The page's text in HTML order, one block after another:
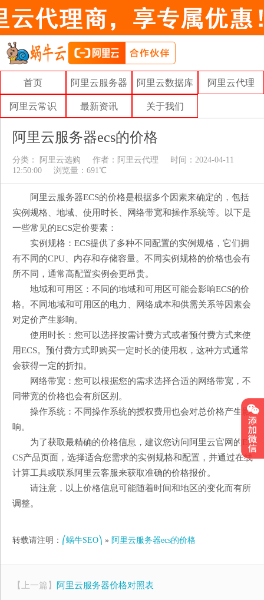
首页 阿里云服务器 阿里云数据库 阿里云代理
阿里云常识 最新资讯 关于我们
阿里云服务器ecs的价格
分类： 阿里云选购 作者： 阿里云代理
时间：2024-04-11
12:50:00
浏览量：691℃
阿里云服务器ECS的价格是根据多个因素来确定的，包括
实例规格、地域、使用时长、网络带宽和操作系统等。以下是
一些常见的ECS定价要素：
实例规格：ECS提供了多种不同配置的实例规格，它们拥
有不同的CPU、内存和存储容量。不同实例规格的价格也会有
所不同，通常高配置实例会更昂贵。
地域和可用区：不同的地域和可用区可能会影响ECS的价
格。不同地域和可用区的电力、网络成本和供需关系等因素会
对定价产生影响。
使用时长：您可以选择按需计费方式或者预付费方式来使
用ECS。预付费方式即购买一定时长的使用权，这种方式通常
会获得一定的折扣。
网络带宽：您可以根据您的需求选择合适的网络带宽，不
同带宽的价格也会有所区别。
操作系统：不同操作系统的授权费用也会对总价格产生影
响。
为了获取最精确的价格信息，建议您访问阿里云官网的E
CS产品页面，选择适合您需求的实例规格和配置，并通过在线
计算工具或联系阿里云客服来获取准确的价格报价。
请注意，以上价格信息可能随着时间和地区的变化而有所
调整。
转载请注明： ⎛蜗牛SEO⎞ » 阿里云服务器ecs的价格
【上一篇】 阿里云服务器价格对照表